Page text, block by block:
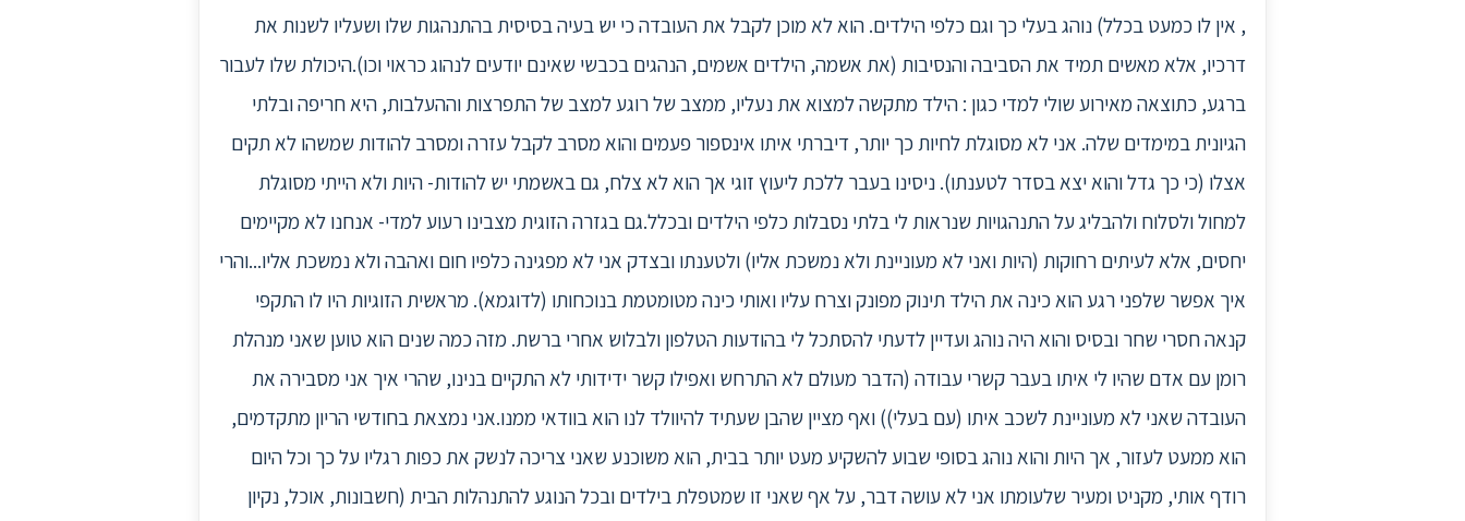
, אין לו כמעט בכלל) נוהג בעלי כך וגם כלפי הילדים. הוא לא מוכן לקבל את העובדה כי יש בעיה בסיסית בהתנהגות שלו ושעליו לשנות את
דרכיו, אלא מאשים תמיד את הסביבה והנסיבות (את אשמה, הילדים אשמים, הנהגים בכבשי שאינם יודעים לנהוג כראוי וכו).היכולת שלו לעבור
ברגע, כתוצאה מאירוע שולי למדי כגון : הילד מתקשה למצוא את נעליו, ממצב של רוגע למצב של התפרצות וההעלבות, היא חריפה ובלתי
הגיונית במימדים שלה. אני לא מסוגלת לחיות כך יותר, דיברתי איתו אינספור פעמים והוא מסרב לקבל עזרה ומסרב להודות שמשהו לא תקים
אצלו (כי כך גדל והוא יצא בסדר לטענתו). ניסינו בעבר ללכת ליעוץ זוגי אך הוא לא צלח, גם באשמתי יש להודות- היות ולא הייתי מסוגלת
למחול ולסלוח ולהבליג על התנהגויות שנראות לי בלתי נסבלות כלפי הילדים ובכלל.גם בגזרה הזוגית מצבינו רעוע למדי- אנחנו לא מקיימים
יחסים, אלא לעיתים רחוקות (היות ואני לא מעוניינת ולא נמשכת אליו) ולטענתו ובצדק אני לא מפגינה כלפיו חום ואהבה ולא נמשכת אליו...והרי
איך אפשר שלפני רגע הוא כינה את הילד תינוק מפונק וצרח עליו ואותי כינה מטומטמת בנוכחותו (לדוגמא). מראשית הזוגיות היו לו התקפי
קנאה חסרי שחר ובסיס והוא היה נוהג ועדיין לדעתי להסתכל לי בהודעות הטלפון ולבלוש אחרי ברשת. מזה כמה שנים הוא טוען שאני מנהלת
רומן עם אדם שהיו לי איתו בעבר קשרי עבודה (הדבר מעולם לא התרחש ואפילו קשר ידידותי לא התקיים בנינו, שהרי איך אני מסבירה את
העובדה שאני לא מעוניינת לשכב איתו (עם בעלי)) ואף מציין שהבן שעתיד להיוולד לנו הוא בוודאי ממנו.אני נמצאת בחודשי הריון מתקדמים,
הוא ממעט לעזור, אך היות והוא נוהג בסופי שבוע להשקיע מעט יותר בבית, הוא משוכנע שאני צריכה לנשק את כפות רגליו על כך וכל היום
רודף אותי, מקניט ומעיר שלעומתו אני לא עושה דבר, על אף שאני זו שמטפלת בילדים ובכל הנוגע להתנהלות הבית (חשבונות, אוכל, נקיון